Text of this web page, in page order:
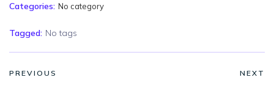
Categories: No category
Tagged: No tags
PREVIOUS NEXT